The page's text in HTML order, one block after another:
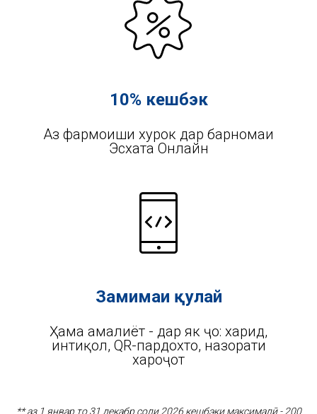
10% кешбэк
Аз фармоиши хурок дар барномаи
Эсхата Онлайн
Замимаи қулай
Ҳама амалиёт - дар як ҷо: харид,
интиқол, QR-пардохтҳо, назорати
хароҷот
** аз 1 январ то 31 декабр соли 2026 кешбэки максималӣ - 200